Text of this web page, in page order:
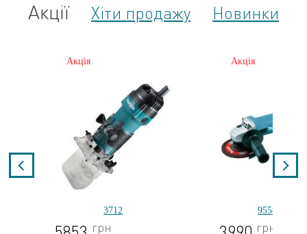
Акції Хіти продажу Новинки
Акція
3712
грн
Акція
9558HNG
грн